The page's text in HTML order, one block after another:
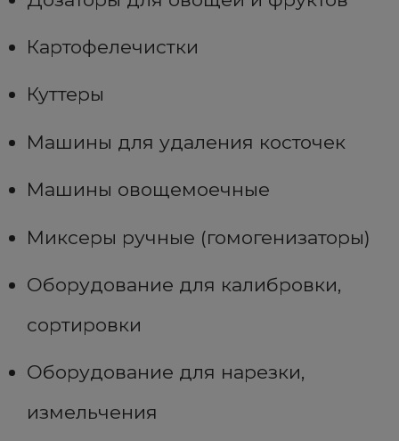
Картофелечистки
Куттеры
Машины для удаления косточек
Машины овощемоечные
Миксеры ручные (гомогенизаторы)
Оборудование для калибровки,
сортировки
Оборудование для нарезки,
измельчения